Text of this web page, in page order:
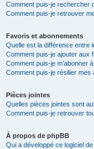
Comment puis-je rechercher
Comment puis-je retrouver
Favoris et abonnements
Quelle est la différence entre
Comment puis-je ajouter aux
Comment puis-je m’abonner
Comment puis-je résilier mes
Pièces jointes
Quelles pièces jointes sont
Comment puis-je retrouver
À propos de phpBB
Qui a développé ce logiciel